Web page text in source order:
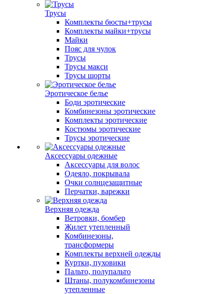
Трусы
Комплекты бюсты+трусы
Комплекты майки+трусы
Майки
Пояс для чулок
Трусы
Трусы макси
Трусы шорты
Эротическое белье
Боди эротические
Комбинезоны эротические
Комплекты эротические
Костюмы эротические
Трусы эротические
Аксессуары одежные
Аксессуары для волос
Одеяло, покрывала
Очки солнцезащитные
Перчатки, варежки
Верхняя одежда
Ветровки, бомбер
Жилет утепленный
Комбинезоны,
трансформеры
Комплекты верхней одежды
Куртки, пуховики
Пальто, полупальто
Штаны, полукомбинезоны
утепленные